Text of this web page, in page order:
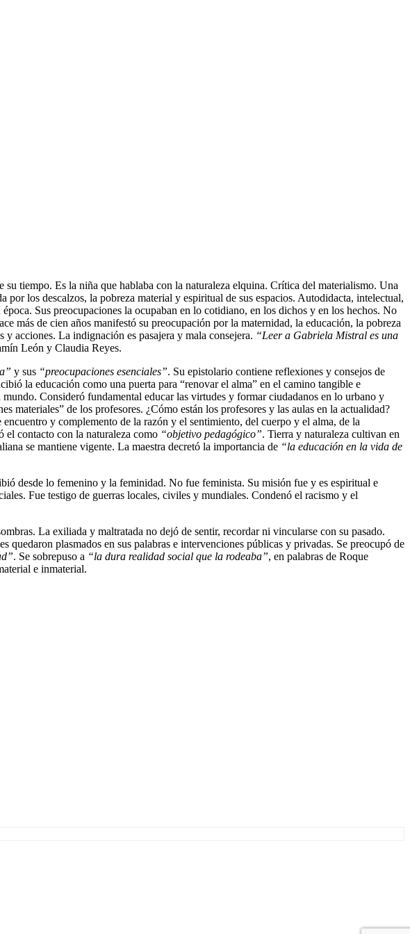
tiempo. Es la niña que hablaba con la naturaleza elquina. Crítica del materialismo. Una
por los descalzos, la pobreza material y espiritual de sus espacios. Autodidacta, intelectual,
Sus preocupaciones la ocupaban en lo cotidiano, en los dichos y en los hechos. No
más de cien años manifestó su preocupación por la maternidad, la educación, la pobreza
acciones. La indignación es pasajera y mala consejera. “Leer a Gabriela Mistral es una
León y Claudia Reyes.
y sus “preocupaciones esenciales”. Su epistolario contiene reflexiones y consejos de
la educación como una puerta para “renovar el alma” en el camino tangible e
Consideró fundamental educar las virtudes y formar ciudadanos en lo urbano y
materiales” de los profesores. ¿Cómo están los profesores y las aulas en la actualidad?
y complemento de la razón y el sentimiento, del cuerpo y el alma, de la
contacto con la naturaleza como “objetivo pedagógico”. Tierra y naturaleza cultivan en
se mantiene vigente. La maestra decretó la importancia de “la educación en la vida de
desde lo femenino y la feminidad. No fue feminista. Su misión fue y es espiritual e
Fue testigo de guerras locales, civiles y mundiales. Condenó el racismo y el
La exiliada y maltratada no dejó de sentir, recordar ni vincularse con su pasado.
plasmados en sus palabras e intervenciones públicas y privadas. Se preocupó de
. Se sobrepuso a “la dura realidad social que la rodeaba”, en palabras de Roque
e inmaterial.